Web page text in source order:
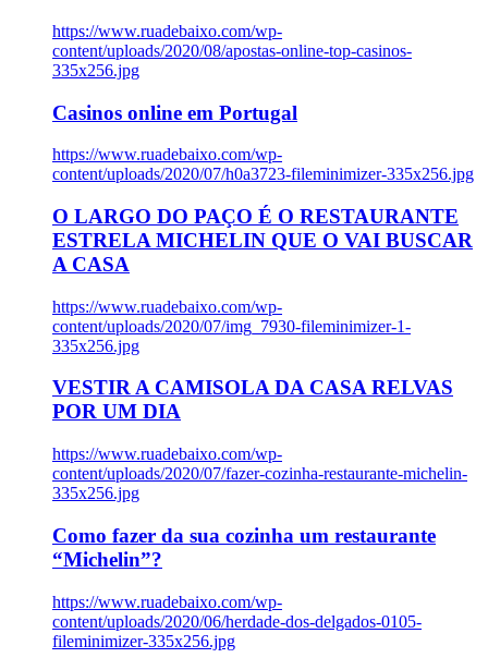
https://www.ruadebaixo.com/wp-
content/uploads/2020/08/apostas-online-top-casinos-
335x256.jpg
Casinos online em Portugal
https://www.ruadebaixo.com/wp-
content/uploads/2020/07/h0a3723-fileminimizer-335x256.jpg
O LARGO DO PAÇO É O RESTAURANTE
ESTRELA MICHELIN QUE O VAI BUSCAR
A CASA
https://www.ruadebaixo.com/wp-
content/uploads/2020/07/img_7930-fileminimizer-1-
335x256.jpg
VESTIR A CAMISOLA DA CASA RELVAS
POR UM DIA
https://www.ruadebaixo.com/wp-
content/uploads/2020/07/fazer-cozinha-restaurante-michelin-
335x256.jpg
Como fazer da sua cozinha um restaurante
“Michelin”?
https://www.ruadebaixo.com/wp-
content/uploads/2020/06/herdade-dos-delgados-0105-
fileminimizer-335x256.jpg